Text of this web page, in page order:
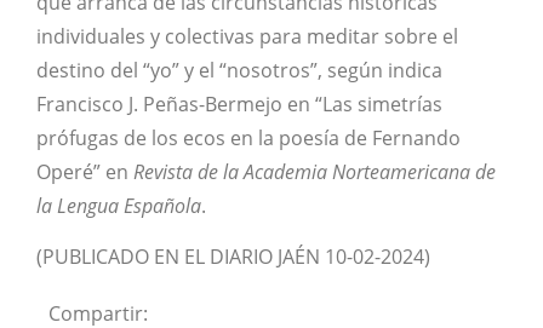
individuales y colectivas para meditar sobre el
destino del “yo” y el “nosotros”, según indica
Francisco J. Peñas-Bermejo en “Las simetrías
prófugas de los ecos en la poesía de Fernando
Operé” en Revista de la Academia Norteamericana de
la Lengua Española.
(PUBLICADO EN EL DIARIO JAÉN 10-02-2024)
Compartir: